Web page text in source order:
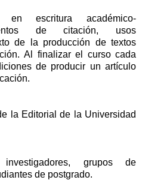
en escritura académico-
de citación, usos
de la producción de textos
Al finalizar el curso cada
de producir un artículo
la Editorial de la Universidad
investigadores, grupos de
de postgrado.